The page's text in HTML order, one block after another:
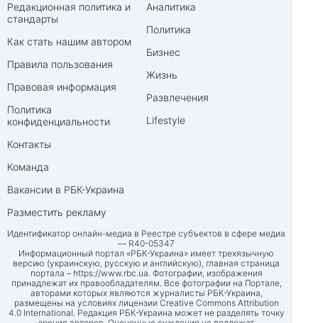
Редакционная политика и
стандарты
Как стать нашим автором
Правила пользования
Правовая информация
Политика
конфиденциальности
Контакты
Команда
Вакансии в РБК-Украина
Разместить рекламу
Аналитика
Политика
Бизнес
Жизнь
Развлечения
Lifestyle
Идентификатор онлайн-медиа в Реестре субъектов в сфере медиа
— R40-05347
Информационный портал «РБК-Украина» имеет трехязычную
версию (украинскую, русскую и английскую), главная страница
портала – https://www.rbc.ua. Фотографии, изображения
принадлежат их правообладателям. Все фотографии на Портале,
авторами которых являются журналисты РБК-Украина,
размещены на условиях лицензии Creative Commons Attribution
4.0 International. Редакция РБК-Украина может не разделять точку